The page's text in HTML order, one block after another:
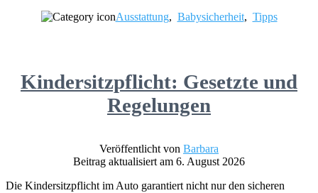
Ausstattung, Babysicherheit, Tipps
Kindersitzpflicht: Gesetzte und
Regelungen
Veröffentlicht von Barbara
Beitrag aktualisiert am 6. August 2026
Die Kindersitzpflicht im Auto garantiert nicht nur den sicheren